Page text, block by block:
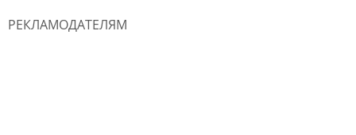
РЕКЛАМОДАТЕЛЯМ